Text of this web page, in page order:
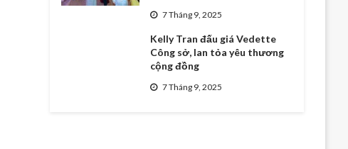
7 Tháng 9, 2025
Kelly Tran đấu giá Vedette
Công sở, lan tỏa yêu thương
cộng đồng
7 Tháng 9, 2025